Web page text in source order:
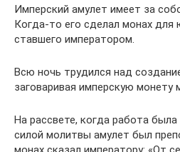
Имперский амулет имеет за
Когда-то его сделал монах для
ставшего императором.
Всю ночь трудился над
заговаривая имперскую монету
На рассвете, когда работа
силой молитвы амулет был